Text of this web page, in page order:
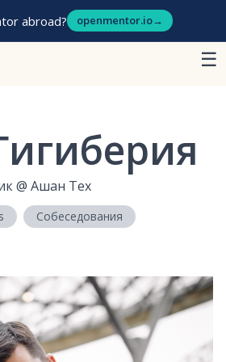
abroad? openmentor.io→
☰
@ Ашан Тех
Собеседования